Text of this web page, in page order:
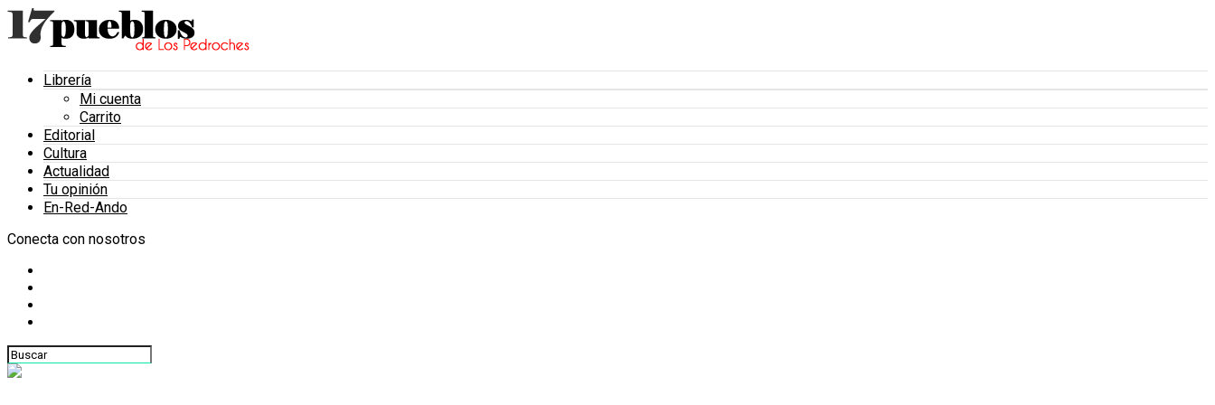
Librería
Mi cuenta
Carrito
Editorial
Cultura
Actualidad
Tu opinión
En-Red-Ando
Conecta con nosotros